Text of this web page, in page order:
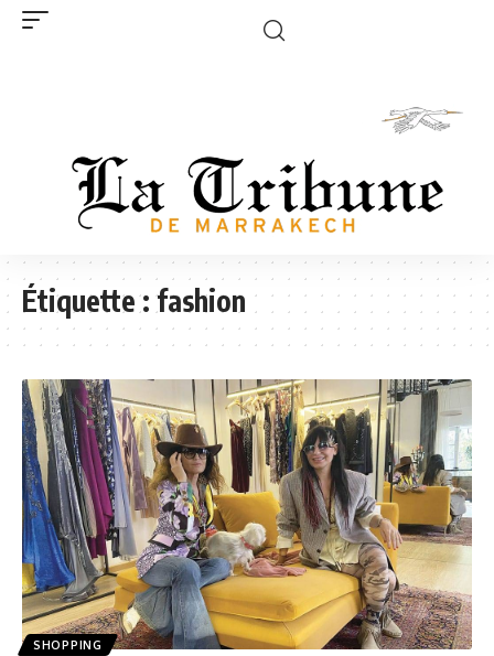
Étiquette :fashion
SHOPPING